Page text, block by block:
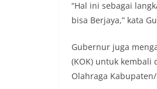
“Hal ini sebagai
bisa Berjaya,” kata
Gubernur juga
(KOK) untuk kembali
Olahraga